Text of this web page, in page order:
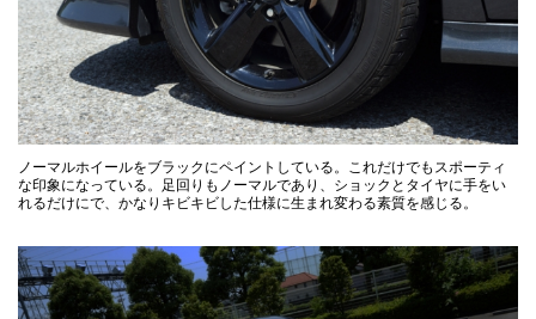
ノーマルホイールをブラックにペイントしている。これだけでもスポーティ
な印象になっている。足回りもノーマルであり、ショックとタイヤに手をい
れるだけにで、かなりキビキビした仕様に生まれ変わる素質を感じる。